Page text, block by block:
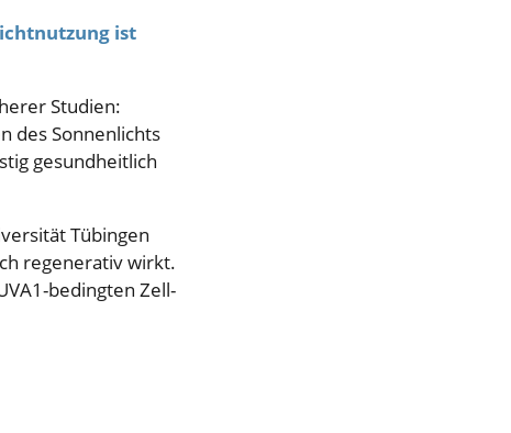
ist
Studien:
des Sonnenlichts
gesundheitlich
Tübingen
regenerativ wirkt.
bedingten Zell-